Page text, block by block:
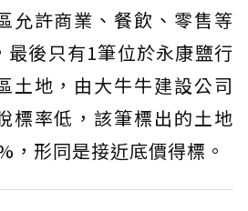
允許商業、餐飲、零售等
最後只有1筆位於永康鹽行
土地，由大牛牛建設公司
標率低，該筆標出的土地
，形同是接近底價得標。